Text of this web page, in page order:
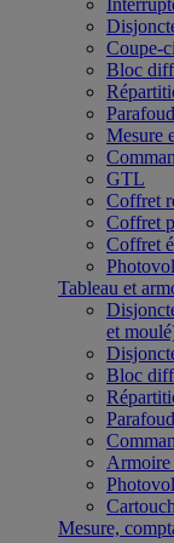
Coupe-
Bloc
Mesure
GTL
Coffret
Coffret
Coffret
Tableau et
et
Bloc
Armoire
Mesure,